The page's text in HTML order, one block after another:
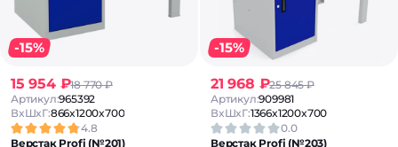
-15%
15 954 ₽18 770 ₽
Артикул:965392
ВxШxГ:866x1200x700
4.8
Верстак Profi (№201)
-15%
21 968 ₽25 845 ₽
Артикул:909981
ВxШxГ:1366x1200x700
0.0
Верстак Profi (№203)